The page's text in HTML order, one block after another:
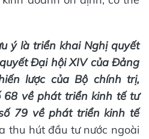
ý là triển khai Nghị quyết
Đại hội XIV của Đảng
lược của Bộ chính trị,
68 về phát triển kinh tế tư
79 về phát triển kinh tế
thu hút đầu tư nước ngoài